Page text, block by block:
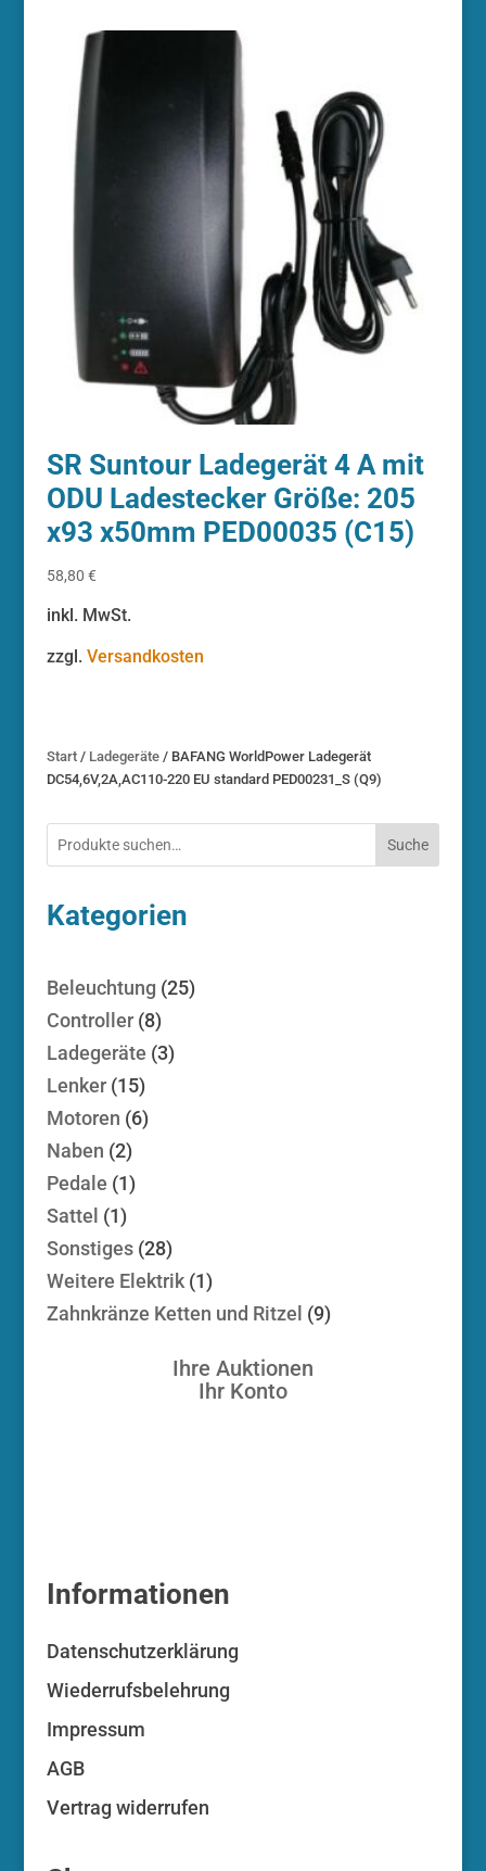
SR Suntour Ladegerät 4 A mit
ODU Ladestecker Größe: 205
x93 x50mm PED00035 (C15)
58,80 €
inkl. MwSt.
zzgl. Versandkosten
Start/ Ladegeräte/ BAFANG WorldPower Ladegerät
DC54,6V,2A,AC110-220 EU standard PED00231_S (Q9)
Suche
Kategorien
Beleuchtung 2525
Controller 88
Produkte
Ladegeräte 33
Lenker 1515
Produkte
Motoren 66
Naben 22
Produkte
Pedale 11
Sattel 11
Produkt
Sonstiges 2828
Produkte
Weitere Elektrik 11
Produkt
Zahnkränze Ketten und Ritzel 99
Ihre Auktionen
Ihr Konto
Informationen
Datenschutzerklärung
Wiederrufsbelehrung
Impressum
AGB
Vertrag widerrufen